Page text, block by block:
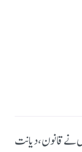
نے قانون، دیانت